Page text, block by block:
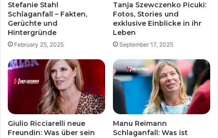
Stefanie Stahl
Schlaganfall – Fakten,
Gerüchte und
Hintergründe
February 25, 2025
Tanja Szewczenko Picuki:
Fotos, Stories und
exklusive Einblicke in ihr
Leben
September 17, 2025
Giulio Ricciarelli neue
Freundin: Was über sein
Manu Reimann
Schlaganfall: Was ist